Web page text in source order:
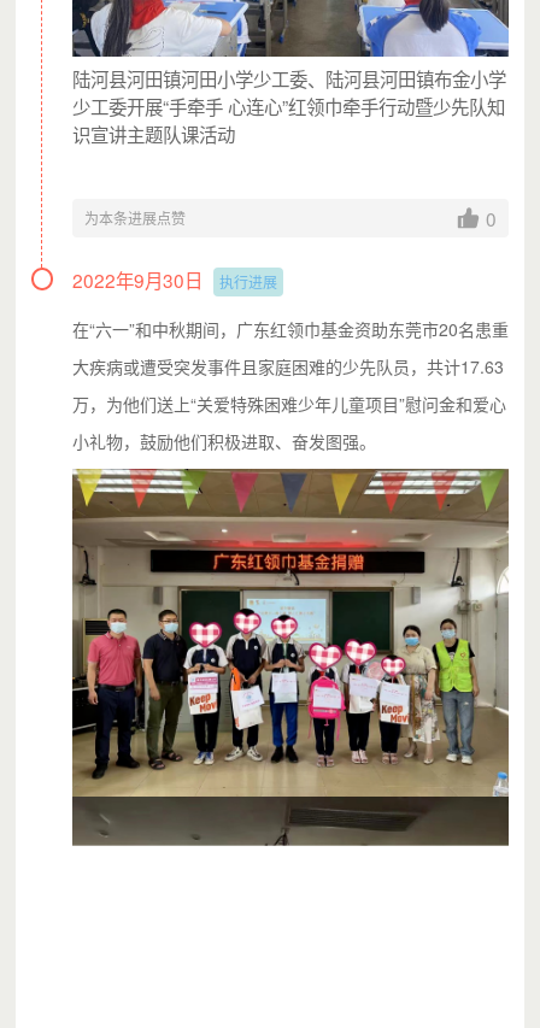
为了更好地服务和帮助这群孩子
学校里专门建立了
留守儿童之家
在这里
有幸福厨房
为孩子们提供一日三餐
有希望家园
陆河县河田镇河田小学少工委、陆河县河田镇布金小学
少工委开展“手牵手 心连心”红领巾牵手行动暨少先队知
识宣讲主题队课活动
为本条进展点赞 0
2022年9月30日 执行进展
在“六一”和中秋期间，广东红领巾基金资助东莞市20名患重
大疾病或遭受突发事件且家庭困难的少先队员，共计17.63
万，为他们送上“关爱特殊困难少年儿童项目”慰问金和爱心
小礼物，鼓励他们积极进取、奋发图强。